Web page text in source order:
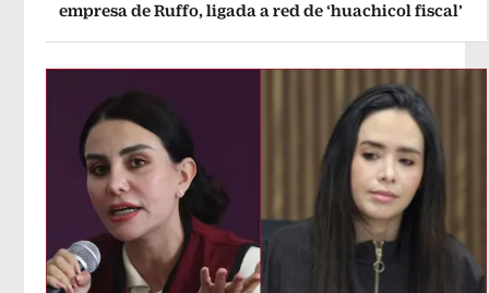
empresa de Ruffo, ligada a red de ‘huachicol fiscal’